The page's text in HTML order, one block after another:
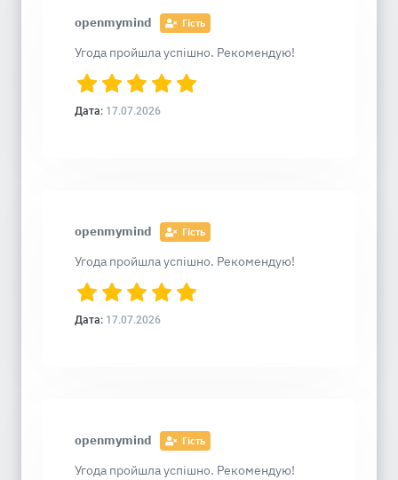
openmymind Гість
Угода пройшла успішно. Рекомендую!
Дата: 17.07.2026
openmymind Гість
Угода пройшла успішно. Рекомендую!
Дата: 17.07.2026
openmymind Гість
Угода пройшла успішно. Рекомендую!